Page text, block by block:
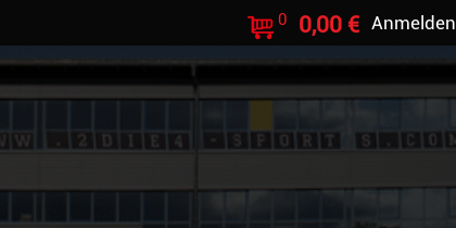
0 0,00 € Anmelden